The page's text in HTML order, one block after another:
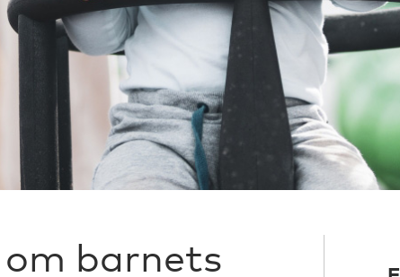
barnets